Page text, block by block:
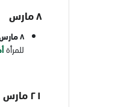
٨ مارس
٨ مارس
للمرأة
٢١ مارس